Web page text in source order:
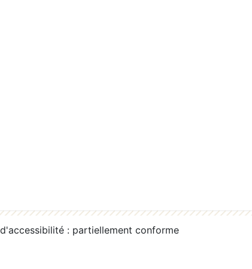
: partiellement conforme